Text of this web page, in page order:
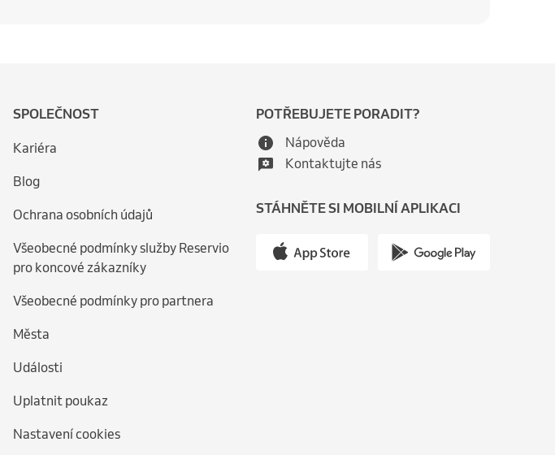
SPOLEČNOST
Kariéra
Blog
Ochrana osobních údajů
Všeobecné podmínky služby Reservio
pro koncové zákazníky
Všeobecné podmínky pro partnera
Města
Události
Uplatnit poukaz
Nastavení cookies
POTŘEBUJETE PORADIT?
Nápověda
Kontaktujte nás
STÁHNĚTE SI MOBILNÍ APLIKACI